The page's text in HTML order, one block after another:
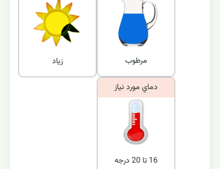
زیاد مرطوب
دماي مورد نياز
16 تا 20 درجه